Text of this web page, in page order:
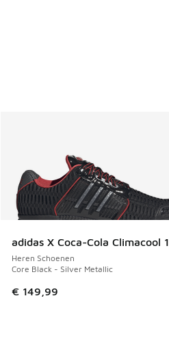
adidas X Coca-Cola Climacool 1
Heren Schoenen
Core Black - Silver Metallic
€ 149,99